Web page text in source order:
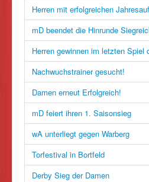
Herren mit erfolgreichen
mD beendet die Hinrunde
Herren gewinnen im letzten Spiel
Nachwuchstrainer gesucht!
Damen erneut Erfolgreich!
mD feiert ihren 1. Saisonsieg
wA unterliegt gegen Warberg
Torfestival in Bortfeld
Derby Sieg der Damen